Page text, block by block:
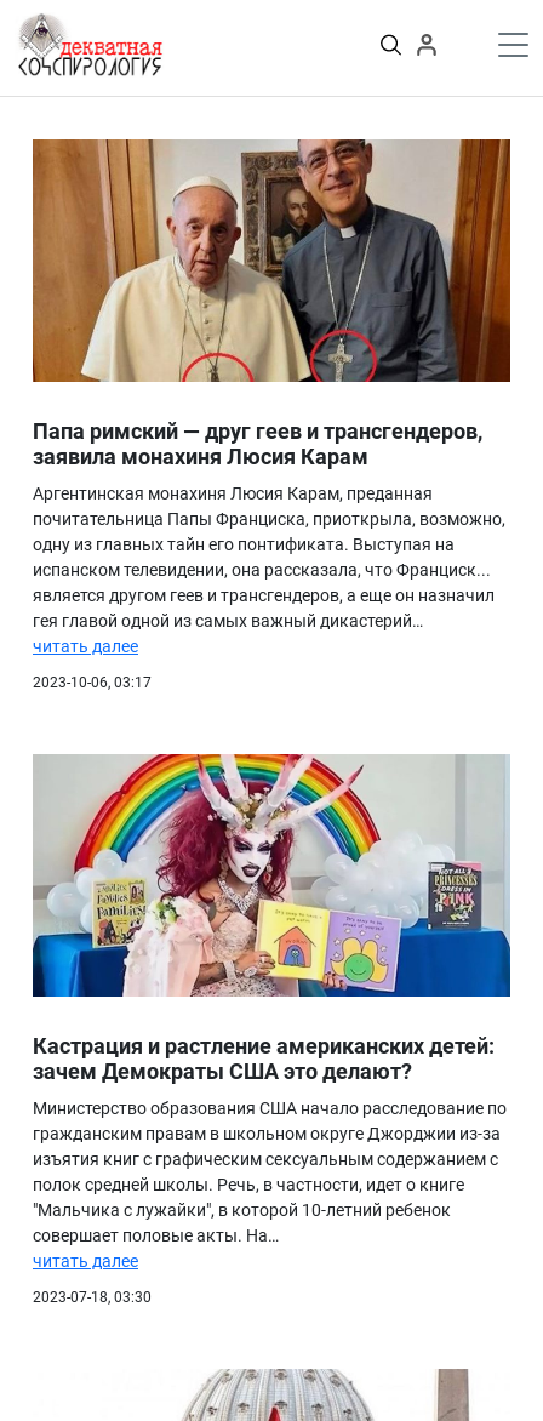
содержимому
Войти
Теории заговора
Тайные общества и секты
Власть
Деньги
Пороки
Криминал
Грязные деньги Украины
Здоровье
История и археология
Игромания
Персоны
Практика
БИБЛИОТЕКА
ВИДЕО
ФОТО
Папа римский — друг геев и трансгендеров,
заявила монахиня Люсия Карам
Аргентинская монахиня Люсия Карам, преданная
почитательница Папы Франциска, приоткрыла, возможно,
одну из главных тайн его понтификата. Выступая на
испанском телевидении, она рассказала, что Франциск...
является другом геев и трансгендеров, а еще он назначил
гея главой одной из самых важный дикастерий…
читать далее
2023-10-06, 03:17
Кастрация и растление американских детей:
зачем Демократы США это делают?
Министерство образования США начало расследование по
гражданским правам в школьном округе Джорджии из-за
изъятия книг с графическим сексуальным содержанием с
полок средней школы. Речь, в частности, идет о книге
"Мальчика с лужайки", в которой 10-летний ребенок
совершает половые акты. На…
читать далее
2023-07-18, 03:30